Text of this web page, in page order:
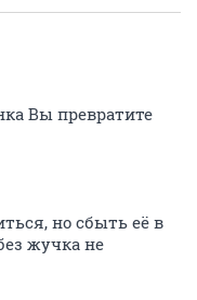
Вы превратите
но сбыть её в
жучка не